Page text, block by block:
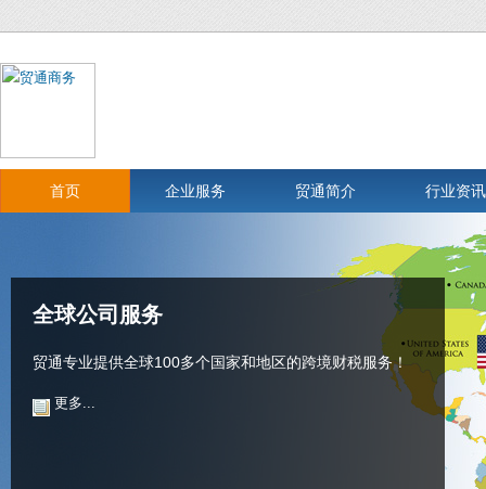
首页 企业服务 贸通简介 行业资讯
全球公司服务
贸通专业提供全球100多个国家和地区的跨境财税服务！
更多...